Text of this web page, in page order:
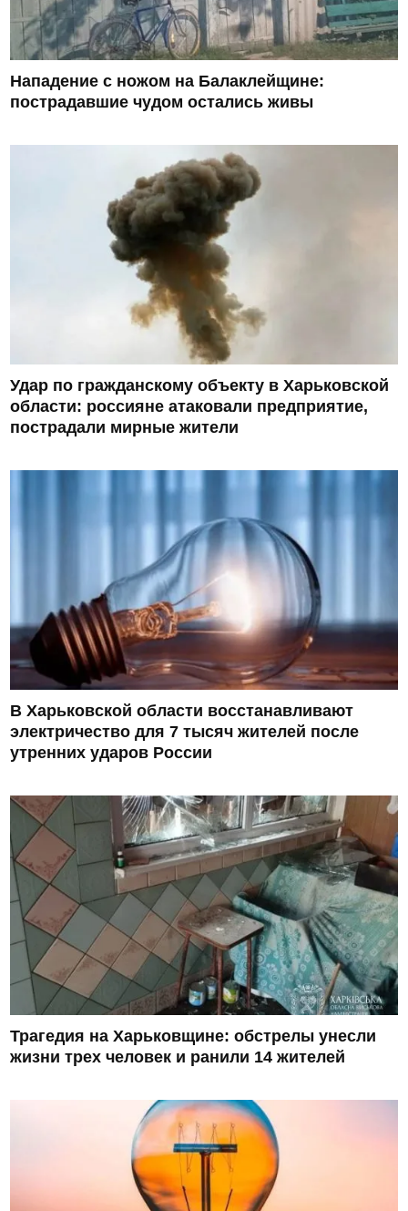
Нападение с ножом на Балаклейщине:
пострадавшие чудом остались живы
Удар по гражданскому объекту в Харьковской
области: россияне атаковали предприятие,
пострадали мирные жители
В Харьковской области восстанавливают
электричество для 7 тысяч жителей после
утренних ударов России
Трагедия на Харьковщине: обстрелы унесли
жизни трех человек и ранили 14 жителей